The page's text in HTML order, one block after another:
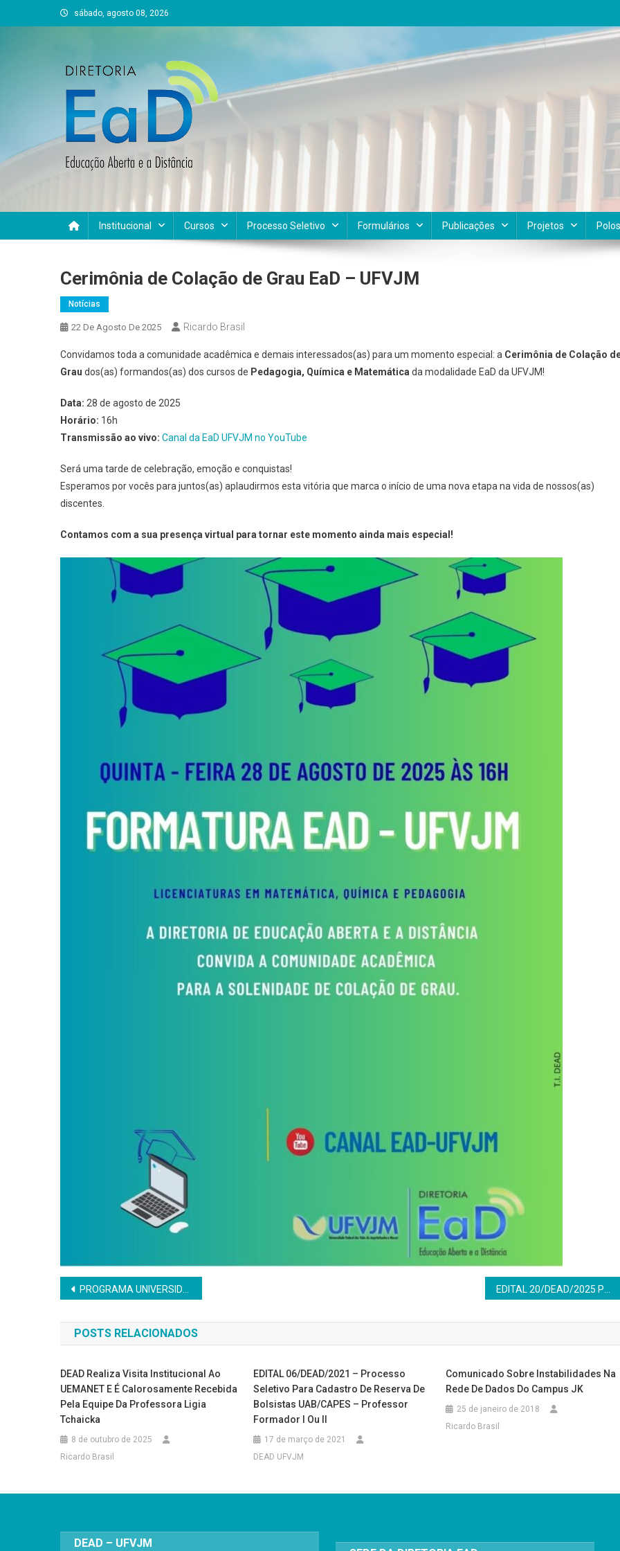
to
sábado, agosto 08, 2026
DEAD UFVJM
Institucional Cursos Processo Seletivo Formulários Publicações Projetos Polos
Cerimônia de Colação de Grau EaD – UFVJM
Notícias
22 De Agosto De 2025 Ricardo Brasil
Convidamos toda a comunidade acadêmica e demais interessados(as) para um momento especial: a Cerimônia de Colação
Grau dos(as) formandos(as) dos cursos de Pedagogia, Química e Matemática da modalidade EaD da UFVJM!
Data: 28 de agosto de 2025
Horário: 16h
Transmissão ao vivo: Canal da EaD UFVJM no YouTube
Será uma tarde de celebração, emoção e conquistas!
Esperamos por vocês para juntos(as) aplaudirmos esta vitória que marca o início de uma nova etapa na vida de nossos(as)
discentes.
Contamos com a sua presença virtual para tornar este momento ainda mais especial!
Navegação
de
Post
PROGRAMA UNIVERSIDADE ABERTA DO BRASIL PROCESSO SELETIVO PARA CADASTRO DE RESERVA DE BOLSISTA UAB/CAPES – COORDENADOR CURSO NA MODALIDADE A DISTÂNCIA – DEAD/UFVJM – EDITAL 19/DEAD/2025
POSTS RELACIONADOS
DEAD Realiza Visita Institucional Ao
UEMANET E É Calorosamente Recebida
Pela Equipe Da Professora Ligia
Tchaicka
8 de outubro de 2025
Ricardo Brasil
EDITAL 06/DEAD/2021 – Processo
Seletivo Para Cadastro De Reserva De
Bolsistas UAB/CAPES – Professor
Formador I Ou II
17 de março de 2021
DEAD UFVJM
Comunicado Sobre Instabilidades Na
Rede De Dados Do Campus JK
25 de janeiro de 2018
Ricardo Brasil
DEAD – UFVJM